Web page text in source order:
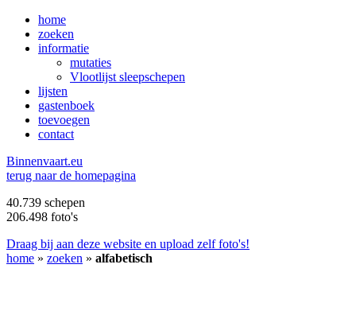
home
zoeken
informatie
mutaties
Vlootlijst sleepschepen
lijsten
gastenboek
toevoegen
contact
Binnenvaart.eu
terug naar de homepagina
40.739 schepen
206.498 foto's
Draag bij aan deze website en upload zelf foto's!
home » zoeken » alfabetisch